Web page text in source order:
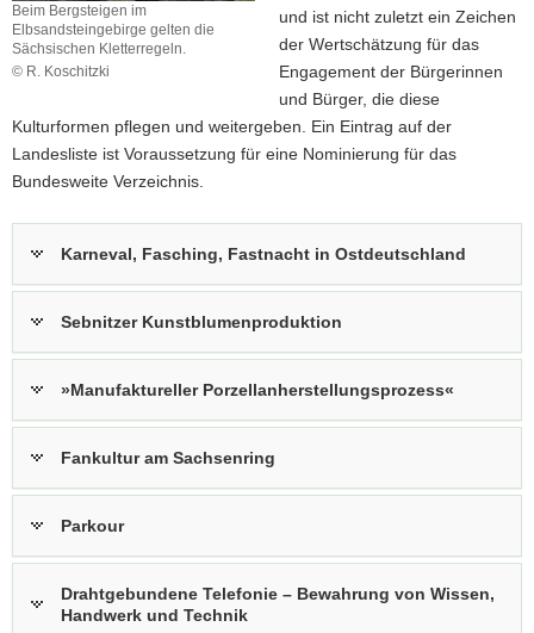
Beim Bergsteigen im
Elbsandsteingebirge gelten die
Sächsischen Kletterregeln.
© R. Koschitzki
im
Elbsandsteingebirge
gelten
Sächsischen
Kletterregeln.
und ist nicht zuletzt ein Zeichen
der Wertschätzung für das
Engagement der Bürgerinnen
und Bürger, die diese
Kulturformen pflegen und weitergeben. Ein Eintrag auf der
Landesliste ist Voraussetzung für eine Nominierung für das
Bundesweite Verzeichnis.
Karneval, Fasching, Fastnacht in Ostdeutschland
Sebnitzer Kunstblumenproduktion
»Manufaktureller Porzellanherstellungsprozess«
Fankultur am Sachsenring
Parkour
Drahtgebundene Telefonie – Bewahrung von Wissen,
Handwerk und Technik